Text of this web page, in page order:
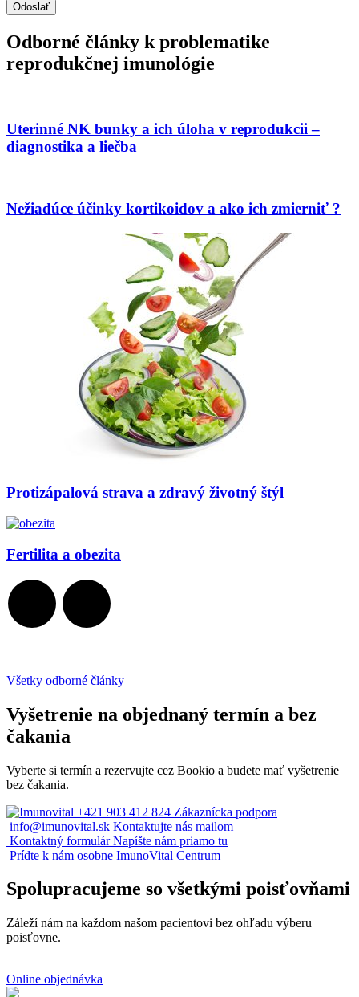
Odborné články k problematike
reprodukčnej imunológie
Uterinné NK bunky a ich úloha v reprodukcii –
diagnostika a liečba
Nežiadúce účinky kortikoidov a ako ich zmierniť ?
Protizápalová strava a zdravý životný štýl
Fertilita a obezita
Všetky odborné články
Vyšetrenie na objednaný termín a bez
čakania
Vyberte si termín a rezervujte cez Bookio a budete mať vyšetrenie
bez čakania.
+421 903 412 824 Zákaznícka podpora
info@imunovital.sk Kontaktujte nás mailom
Kontaktný formulár Napíšte nám priamo tu
Prídte k nám osobne ImunoVital Centrum
Spolupracujeme so všetkými poisťovňami
Záleží nám na každom našom pacientovi bez ohľadu výberu
poisťovne.
Online objednávka